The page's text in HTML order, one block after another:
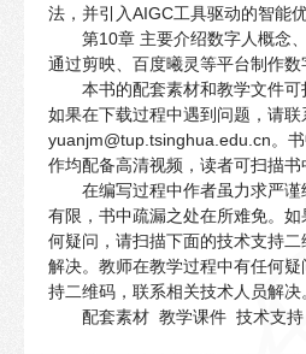
法，并引入AIGC工具驱动的智
第10章 主要介绍数字人概念
通过剪映、百度曦灵等平台制作
本书的配套素材和教学文件可
如果在下载过程中遇到问题，请联
yuanjm@tup.tsinghua.edu.cn。
作均配备高清视频，读者可扫描书
在编写过程中作者虽力求严
有限，书中疏漏之处在所难免。
何疑问，请扫描下面的技术支持
解决。教师在教学过程中有任何
持二维码，联系相关技术人员解决
配套素材 教学课件 技术支